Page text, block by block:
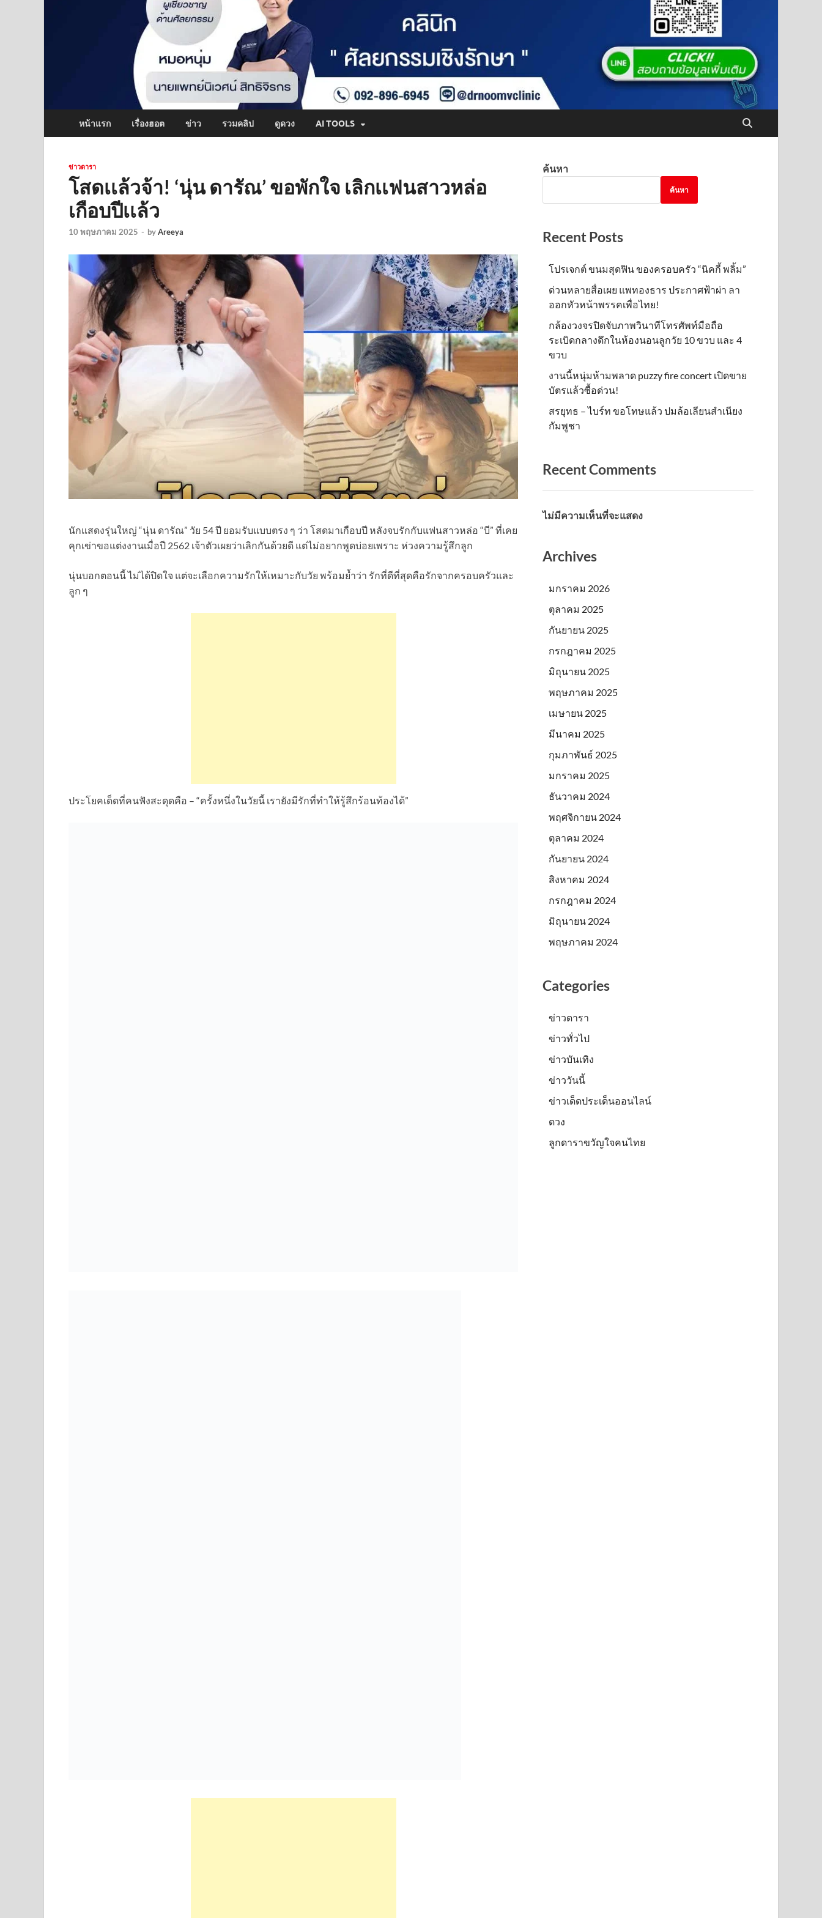
หน้าแรก เรื่องฮอต ข่าว รวมคลิป ดูดวง AI TOOLS
ข่าวดารา
โสดเเล้วจ้า! ‘นุ่น ดารัณ’ ขอพักใจ เลิกเเฟนสาวหล่อ
เกือบปีเเล้ว
10 พฤษภาคม 2025 - byAreeya
นักแสดงรุ่นใหญ่ “นุ่น ดารัณ” วัย 54 ปี ยอมรับแบบตรง ๆ ว่า โสดมาเกือบปี หลังจบรักกับแฟนสาวหล่อ “บี” ที่เคย
คุกเข่าขอแต่งงานเมื่อปี 2562 เจ้าตัวเผยว่าเลิกกันด้วยดี แต่ไม่อยากพูดบ่อยเพราะ ห่วงความรู้สึกลูก
นุ่นบอกตอนนี้ ไม่ได้ปิดใจ แต่จะเลือกความรักให้เหมาะกับวัย พร้อมย้ำว่า รักที่ดีที่สุดคือรักจากครอบครัวและ
ลูก ๆ
ประโยคเด็ดที่คนฟังสะดุดคือ – “ครั้งหนึ่งในวัยนี้ เรายังมีรักที่ทำให้รู้สึกร้อนท้องได้”
ค้นหา
ค้นหา
Recent Posts
โปรเจกต์ ขนมสุดฟิน ของครอบครัว “นิคกี้ พลิ้ม”
ด่วนหลายสื่อเผย แพทองธาร ประกาศฟ้าผ่า ลา
ออกหัวหน้าพรรคเพื่อไทย!
กล้องวงจรปิดจับภาพวินาทีโทรศัพท์มือถือ
ระเบิดกลางดึกในห้องนอนลูกวัย 10 ขวบ และ 4
ขวบ
งานนี้หนุ่มห้ามพลาด puzzy fire concert เปิดขาย
บัตรแล้วซื้อด่วน!
สรยุทธ – ไบร์ท ขอโทษแล้ว ปมล้อเลียนสำเนียง
กัมพูชา
Recent Comments
ไม่มีความเห็นที่จะแสดง
Archives
มกราคม 2026
ตุลาคม 2025
กันยายน 2025
กรกฎาคม 2025
มิถุนายน 2025
พฤษภาคม 2025
เมษายน 2025
มีนาคม 2025
กุมภาพันธ์ 2025
มกราคม 2025
ธันวาคม 2024
พฤศจิกายน 2024
ตุลาคม 2024
กันยายน 2024
สิงหาคม 2024
กรกฎาคม 2024
มิถุนายน 2024
พฤษภาคม 2024
Categories
ข่าวดารา
ข่าวทั่วไป
ข่าวบันเทิง
ข่าววันนี้
ข่าวเด็ดประเด็นออนไลน์
ดวง
ลูกดาราขวัญใจคนไทย